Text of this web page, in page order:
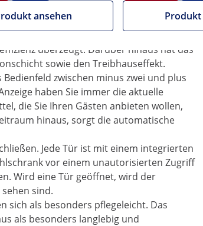
ansehen Produkt
besonders energieeffizient, wobei er
geeignet ist.
gekühlt, das ausgezeichnete
überzeugt. Darüber hinaus hat das
sowie den Treibhauseffekt.
zwischen minus zwei und plus
haben Sie immer die aktuelle
die Sie Ihren Gästen anbieten wollen,
hinaus, sorgt die automatische
Jede Tür ist mit einem integrierten
vor einem unautorisierten Zugriff
Wird eine Tür geöffnet, wird der
sind.
sich als besonders pflegeleicht. Das
als besonders langlebig und